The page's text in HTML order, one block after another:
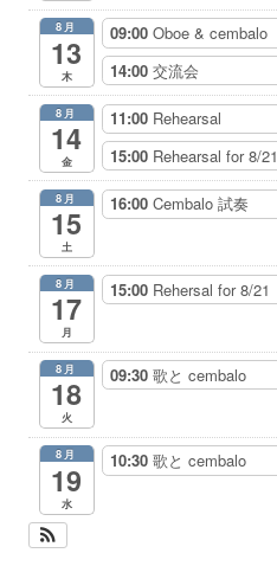
8月
13
木
09:00 Oboe & cembalo
14:00 交流会
8月
14
金
11:00 Rehearsal
15:00 Rehearsal for 8/21
8月
15
土
16:00 Cembalo 試奏
8月
17
月
15:00 Rehersal for 8/21
8月
18
火
09:30 歌と cembalo
8月
19
水
10:30 歌と cembalo